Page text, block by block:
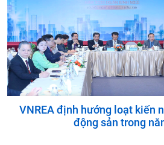
VNREA định hướng loạt kiến
động sản trong